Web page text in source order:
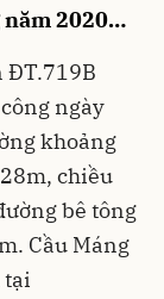
năm 2020…
ĐT.719B
ngày
khoảng
chiều
bê tông
Cầu Máng
tại